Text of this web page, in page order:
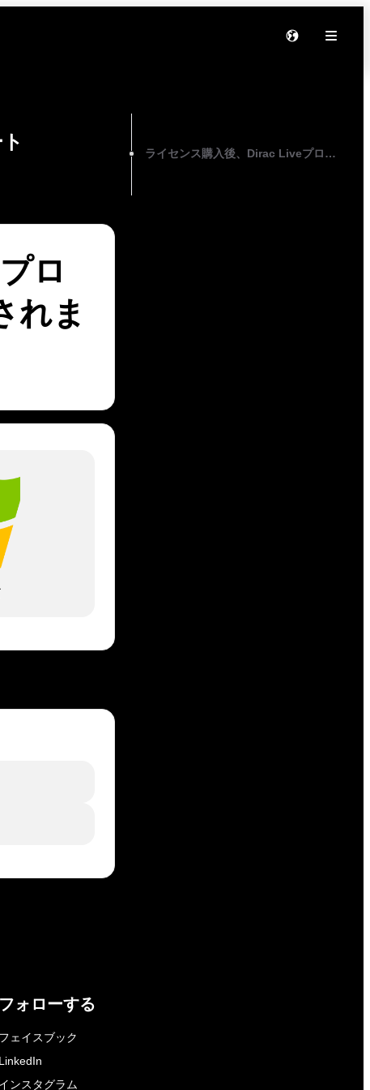
ロ
れま
ライセンス購入後、Dirac Liveプロセッサ
フォローする
フェイスブック
LinkedIn
インスタグラム